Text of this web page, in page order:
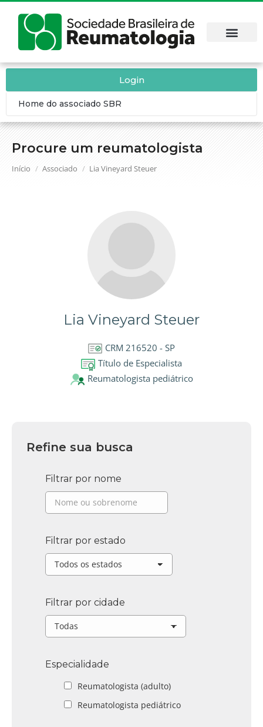
Procure um reumatologista
Você está aqui:
Início Associado Lia Vineyard Steuer
Login
Home do associado SBR
Lia Vineyard Steuer
CRM 216520 - SP
Título de Especialista
Reumatologista pediátrico
Refine sua busca
Filtrar por nome
Filtrar por estado
Filtrar por cidade
Especialidade
Reumatologista (adulto)
Reumatologista pediátrico